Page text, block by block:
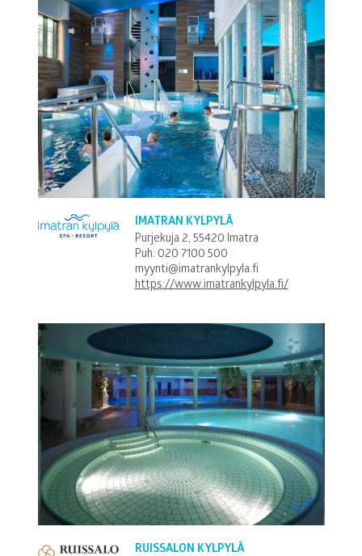
IMATRAN KYLPYLÄ
Purjekuja 2, 55420 Imatra
Puh. 020 7100 500
myynti@imatrankylpyla.fi
https://www.imatrankylpyla.fi/
RUISSALON KYLPYLÄ